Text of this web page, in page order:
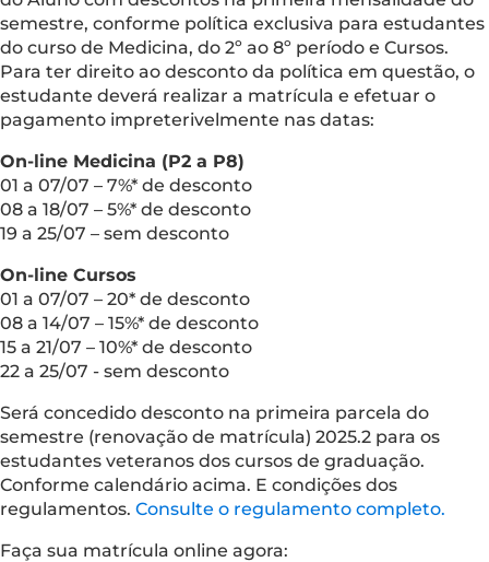
semestre, conforme política exclusiva para estudantes
do curso de Medicina, do 2º ao 8º período e Cursos.
Para ter direito ao desconto da política em questão, o
estudante deverá realizar a matrícula e efetuar o
pagamento impreterivelmente nas datas:
On-line Medicina (P2 a P8)
01 a 07/07 – 7%* de desconto
08 a 18/07 – 5%* de desconto
19 a 25/07 – sem desconto
On-line Cursos
01 a 07/07 – 20* de desconto
08 a 14/07 – 15%* de desconto
15 a 21/07 – 10%* de desconto
22 a 25/07 - sem desconto
Será concedido desconto na primeira parcela do
semestre (renovação de matrícula) 2025.2 para os
estudantes veteranos dos cursos de graduação.
Conforme calendário acima. E condições dos
regulamentos. Consulte o regulamento completo.
Faça sua matrícula online agora: